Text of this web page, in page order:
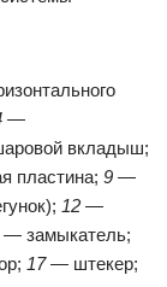
—
вкладыш;
пластина; 9 —
12 —
— замыкатель;
17— штекер;